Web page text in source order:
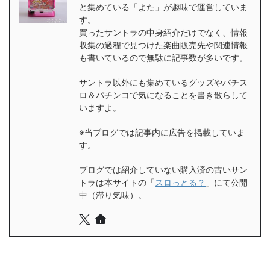
と集めている「よた」が趣味で運営していま
す。
買ったサントラの中身紹介だけでなく、情報
収集の過程で見つけた楽曲販売先や関連情報
も書いているので無駄に記事数が多いです。
サントラ以外にも集めているグッズやパチス
ロ＆パチンコで気になることを書き散らして
いますよ。
※当ブログでは記事内に広告を掲載していま
す。
ブログでは紹介していない購入済の古いサン
トラは本サイトの「スロっとる？ 」にて公開
中（滞り気味）。